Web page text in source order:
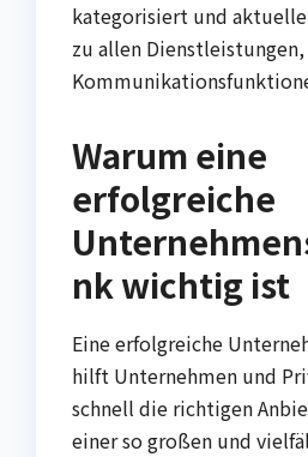
kategorisiert und
zu allen
Warum eine
erfolgreiche
nk wichtig ist
Eine erfolgreiche
hilft Unternehmen und
schnell die richtigen
einer so großen und